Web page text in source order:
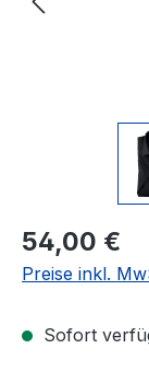
Regulärer Preis:
54,00 €
Preise inkl.
Sofort